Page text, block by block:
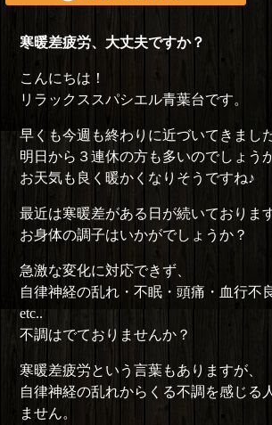
寒暖差疲労、大丈夫ですか？
こんにちは！
リラックススパシエル青葉台です。
早くも今週も終わりに近づいてきまし
明日から３連休の方も多いのでしょう
お天気も良く暖かくなりそうですね♪
最近は寒暖差がある日が続いておりま
お身体の調子はいかがでしょうか？
急激な変化に対応できず、
自律神経の乱れ・不眠・頭痛・血行不
etc..
不調はでておりませんか？
寒暖差疲労という言葉もありますが、
自律神経の乱れからくる不調を感じる
ません。